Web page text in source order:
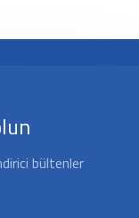
bültenler